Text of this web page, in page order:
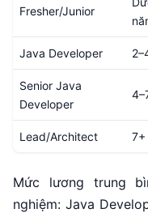
Fresher/Junior
Java Developer
Senior Java
Developer
Lead/Architect 7+
Mức lương trung
nghiệm: Java